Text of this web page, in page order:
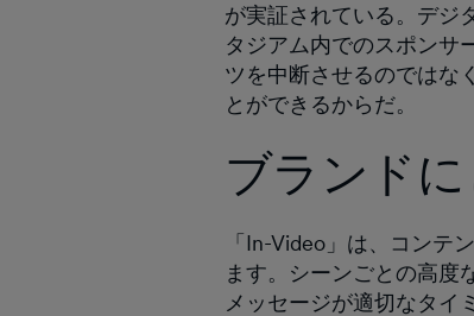
が実証されている。デジ
タジアム内でのスポンサ
ツを中断させるのではな
とができるからだ。
ブランド
「In-Video」は、コンテ
ます。シーンごとの高度
メッセージが適切なタイ